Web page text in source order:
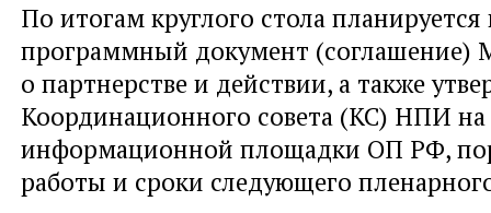
По итогам круглого стола
программный документ (соглашение)
о партнерстве и действии, а также
Координационного совета (КС) НПИ на
информационной площадки ОП РФ,
работы и сроки следующего